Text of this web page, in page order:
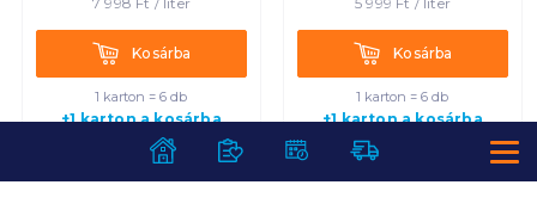
KosárbaKosárba
1 karton = 6 db
+1 karton a kosárba
KosárbaKosárba
1 karton = 6 db
+1 karton a kosárba